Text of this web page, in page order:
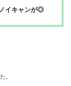
イキャンが◎
。